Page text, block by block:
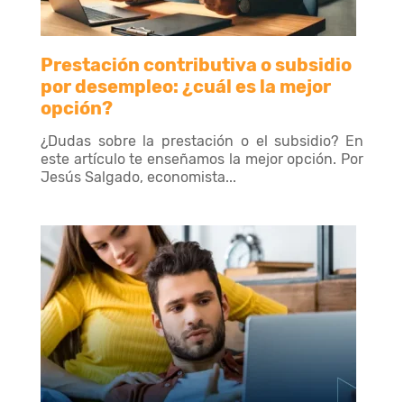
Prestación contributiva o subsidio
por desempleo: ¿cuál es la mejor
opción?
¿Dudas sobre la prestación o el subsidio? En
este artículo te enseñamos la mejor opción. Por
Jesús Salgado, economista...